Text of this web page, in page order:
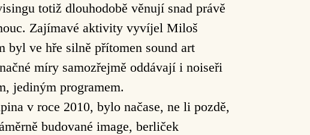
totiž dlouhodobě věnují snad právě
Zajímavé aktivity vyvíjel Miloš
byl ve hře silně přítomen sound art
míry samozřejmě oddávají i noiseři
jediným programem.
v roce 2010, bylo načase, ne li pozdě,
budované image, berliček